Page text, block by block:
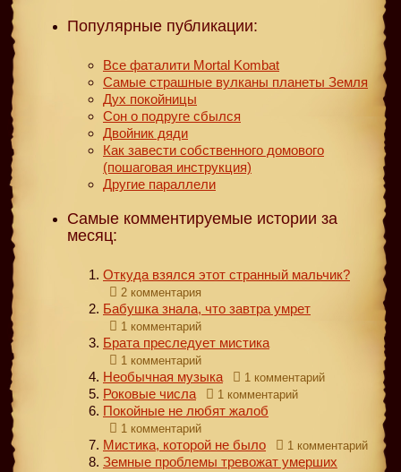
Популярные публикации:
Все фаталити Mortal Kombat
Самые страшные вулканы планеты Земля
Дух покойницы
Сон о подруге сбылся
Двойник дяди
Как завести собственного домового
(пошаговая инструкция)
Другие параллели
Самые комментируемые истории за
месяц:
Откуда взялся этот странный мальчик?
2 комментария
Бабушка знала, что завтра умрет
1 комментарий
Брата преследует мистика
1 комментарий
Необычная музыка 1 комментарий
Роковые числа 1 комментарий
Покойные не любят жалоб
1 комментарий
Мистика, которой не было 1 комментарий
Земные проблемы тревожат умерших